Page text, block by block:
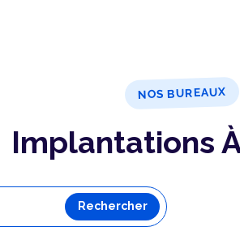
NOS BUREAUX
Implantations
Rechercher